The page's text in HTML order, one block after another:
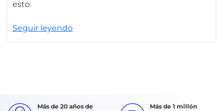
esto.
Seguir leyendo
Más de 20 años de
Más de 1 millón